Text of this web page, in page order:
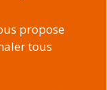
propose
tous